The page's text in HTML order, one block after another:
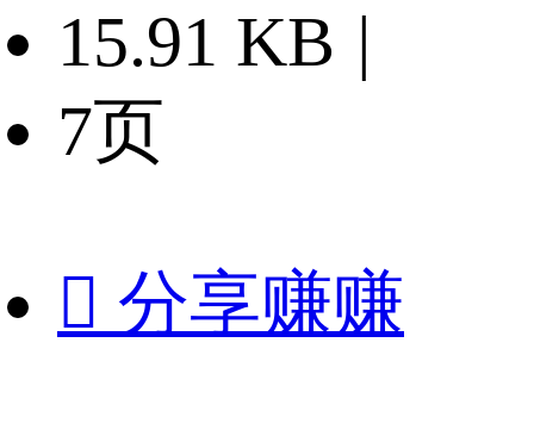
15.91 KB |
7页
 分享赚赚